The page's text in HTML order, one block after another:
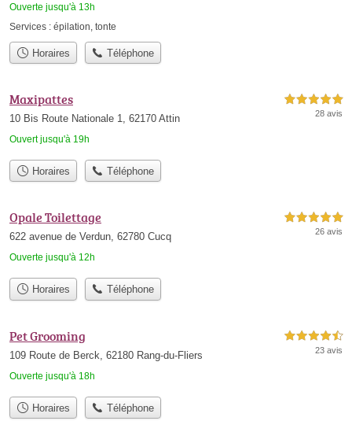
Ouverte jusqu'à 13h
Services : épilation tonte
Horaires Téléphone
Maxipattes
10 Bis Route Nationale 1, 62170 Attin
Ouvert jusqu'à 19h
5,0 étoiles sur 5
28 avis
Horaires Téléphone
Opale Toilettage
622 avenue de Verdun, 62780 Cucq
Ouverte jusqu'à 12h
5,0 étoiles sur 5
26 avis
Horaires Téléphone
Pet Grooming
109 Route de Berck, 62180 Rang-du-Fliers
Ouverte jusqu'à 18h
4,5 étoiles sur 5
23 avis
Horaires Téléphone